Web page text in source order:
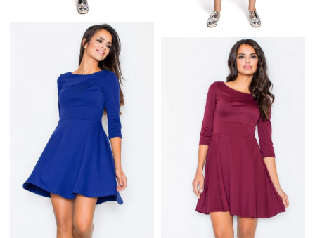
TRAPEZOWA
SUKIENKA Z TIULOWĄ
WSTAWKĄ SZARA
TRAPEZOWA
SUKIENKA Z TIULOWĄ
WSTAWKĄ CZARNA